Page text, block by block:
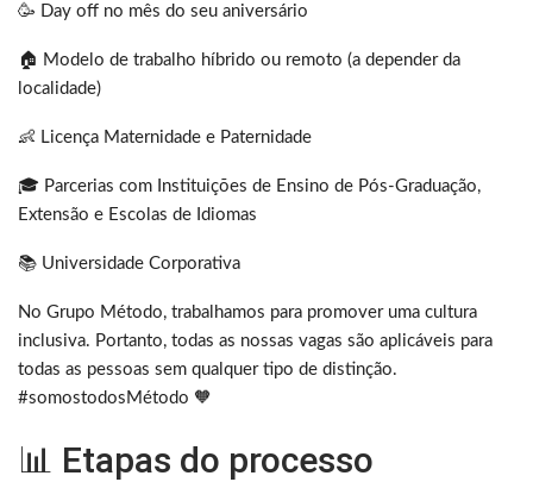
🥳 Day off no mês do seu aniversário
🏠 Modelo de trabalho híbrido ou remoto (a depender da
localidade)
👶 Licença Maternidade e Paternidade
🎓 Parcerias com Instituições de Ensino de Pós-Graduação,
Extensão e Escolas de Idiomas
📚 Universidade Corporativa
No Grupo Método, trabalhamos para promover uma cultura
inclusiva. Portanto, todas as nossas vagas são aplicáveis para
todas as pessoas sem qualquer tipo de distinção.
#somostodosMétodo 🧡
📊 Etapas do processo